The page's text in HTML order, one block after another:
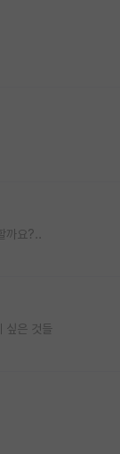
요?..
싶은 것들